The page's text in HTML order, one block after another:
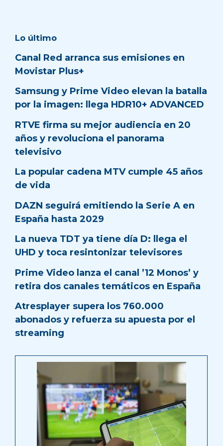
Lo último
Canal Red arranca sus emisiones en
Movistar Plus+
Samsung y Prime Video elevan la batalla
por la imagen: llega HDR10+ ADVANCED
RTVE firma su mejor audiencia en 20
años y revoluciona el panorama
televisivo
La popular cadena MTV cumple 45 años
de vida
DAZN seguirá emitiendo la Serie A en
España hasta 2029
La nueva TDT ya tiene día D: llega el
UHD y toca resintonizar televisores
Prime Video lanza el canal ’12 Monos’ y
retira dos canales temáticos en España
Atresplayer supera los 760.000
abonados y refuerza su apuesta por el
streaming